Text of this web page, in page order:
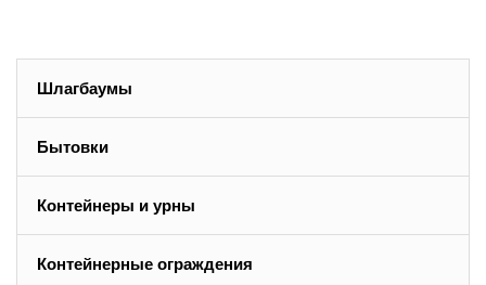
Шлагбаумы
Бытовки
Контейнеры и урны
Контейнерные ограждения